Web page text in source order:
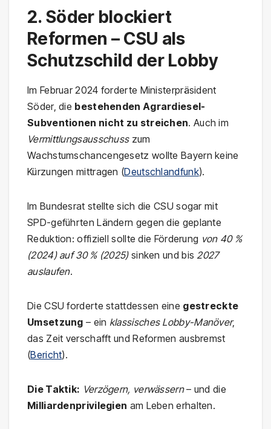
2. Söder blockiert
Reformen – CSU als
Schutzschild der Lobby
Im Februar 2024 forderte Ministerpräsident
Söder, die bestehenden Agrardiesel-
Subventionen nicht zu streichen. Auch im
Vermittlungsausschusszum
Wachstumschancengesetz wollte Bayern keine
Kürzungen mittragen (Deutschlandfunk).
Im Bundesrat stellte sich die CSU sogar mit
SPD-geführten Ländern gegen die geplante
Reduktion: offiziell sollte die Förderung von 40 %
(2024) auf 30 % (2025)sinken und bis 2027
auslaufen.
Die CSU forderte stattdessen eine gestreckte
Umsetzung – ein klassisches Lobby-Manöver,
das Zeit verschafft und Reformen ausbremst
(Bericht).
Die Taktik: Verzögern, verwässern– und die
Milliardenprivilegien am Leben erhalten.